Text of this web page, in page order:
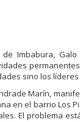
Imbabura,
sino los
Marín,
en el barrio Los
El problema